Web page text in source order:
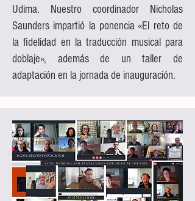
Udima. Nuestro coordinador Nicholas
Saunders impartió la ponencia «El reto de
la fidelidad en la traducción musical para
doblaje», además de un taller de
adaptación en la jornada de inauguración.